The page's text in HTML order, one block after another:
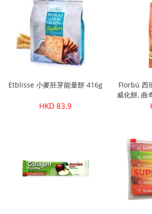
Etblisse 小麥胚芽能量餅 416g
HKD 83.9
Florbú 西
威化餅, 曲